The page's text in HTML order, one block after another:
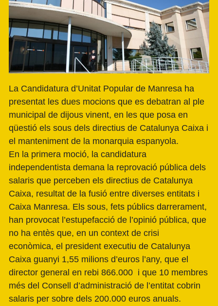
La Candidatura d’Unitat Popular de Manresa ha
presentat les dues mocions que es debatran al ple
municipal de dijous vinent, en les que posa en
qüestió els sous dels directius de Catalunya Caixa i
el manteniment de la monarquia espanyola.
En la primera moció, la candidatura
independentista demana la reprovació pública dels
salaris que perceben els directius de Catalunya
Caixa, resultat de la fusió entre diverses entitats i
Caixa Manresa. Els sous, fets públics darrerament,
han provocat l’estupefacció de l’opinió pública, que
no ha entès que, en un context de crisi
econòmica, el president executiu de Catalunya
Caixa guanyi 1,55 milions d’euros l’any, que el
director general en rebi 866.000 i que 10 membres
més del Consell d’administració de l’entitat cobrin
salaris per sobre dels 200.000 euros anuals.